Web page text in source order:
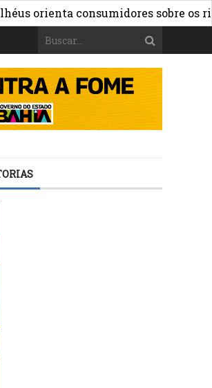
consumidores sobre os riscos